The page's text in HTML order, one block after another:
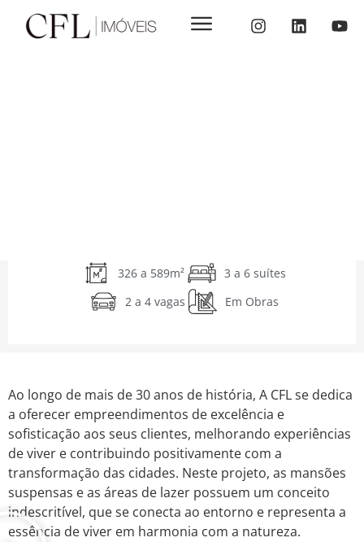
326 a 589m²
3 a 6 suítes
2 a 4 vagas
Em Obras
Ao longo de mais de 30 anos de história, A CFL se dedica
a oferecer empreendimentos de excelência e
sofisticação aos seus clientes, melhorando experiências
de viver e contribuindo positivamente com a
transformação das cidades. Neste projeto, as mansões
suspensas e as áreas de lazer possuem um conceito
indescritível, que se conecta ao entorno e representa a
essência de viver em harmonia com a natureza.